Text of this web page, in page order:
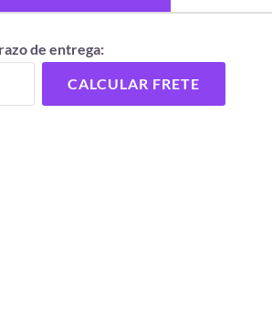
de entrega:
CALCULAR FRETE